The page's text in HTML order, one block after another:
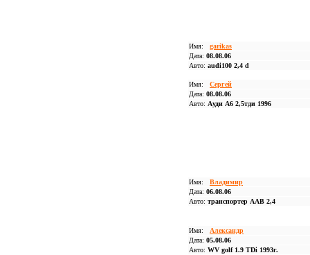
Имя: garikas
Дата: 08.08.06
Авто: audi100 2,4 d
Имя: Сергей
Дата: 08.08.06
Авто: Ауди А6 2,5тди 1996
Имя: Владимир
Дата: 06.08.06
Авто: транспортер AAB 2,4
Имя: Александр
Дата: 05.08.06
Авто: WV golf 1.9 TDi 1993г.